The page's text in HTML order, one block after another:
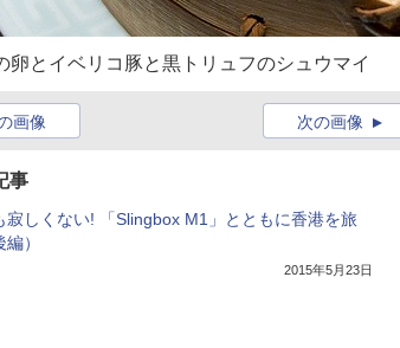
卵とイベリコ豚と黒トリュフのシュウマイ
画像 次の画像
事
寂しくない! 「Slingbox M1」とともに香港を旅
）
2015年5月23日